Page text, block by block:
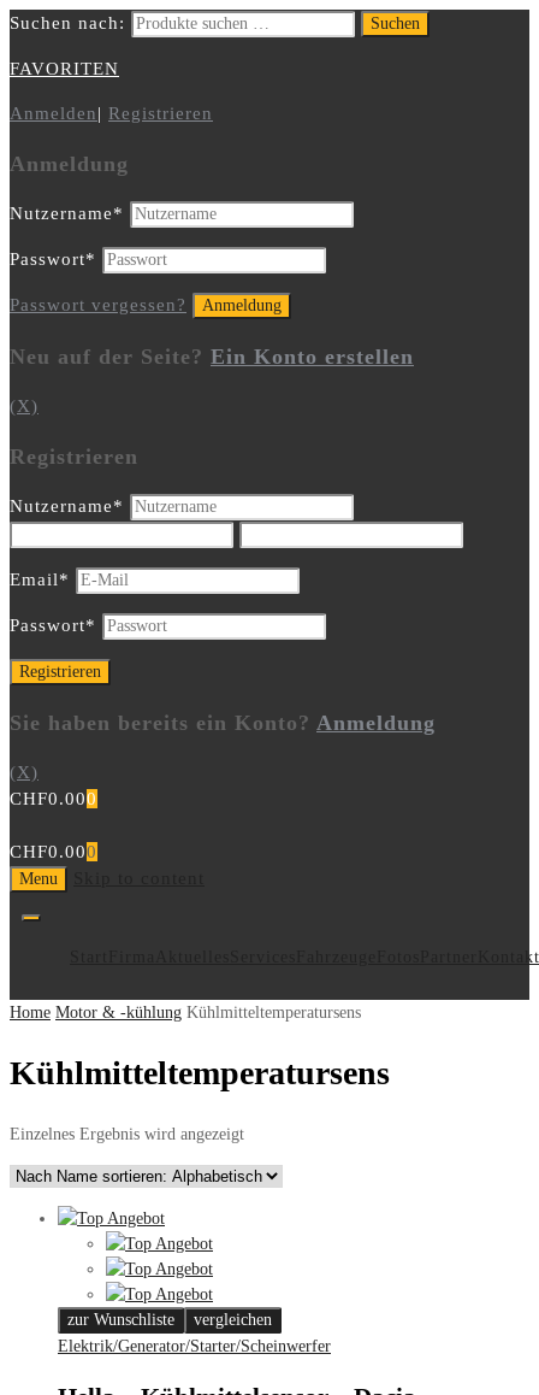
Suchen nach: Suchen
FAVORITEN
Anmelden| Registrieren
Anmeldung
Nutzername*
Passwort*
Passwort vergessen?
Neu auf der Seite? Ein Konto erstellen
(X)
Registrieren
Nutzername*
Email*
Passwort*
Sie haben bereits ein Konto? Anmeldung
(X)
CHF0.000
CHF0.000
Menu
Kontakt
Home Motor & -kühlung Kühlmitteltemperatursens
Kühlmitteltemperatursens
Einzelnes Ergebnis wird angezeigt
zur Wunschliste
vergleichen
Elektrik/Generator/Starter/Scheinwerfer